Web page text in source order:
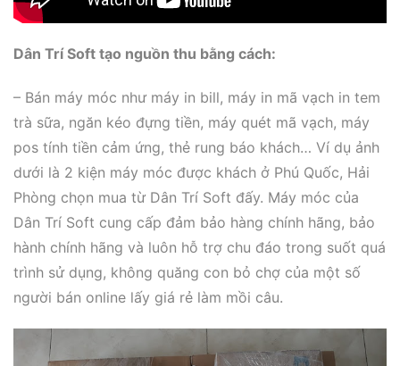
Dân Trí Soft tạo nguồn thu bằng cách:
– Bán máy móc như máy in bill, máy in mã vạch in tem
trà sữa, ngăn kéo đựng tiền, máy quét mã vạch, máy
pos tính tiền cảm ứng, thẻ rung báo khách… Ví dụ ảnh
dưới là 2 kiện máy móc được khách ở Phú Quốc, Hải
Phòng chọn mua từ Dân Trí Soft đấy. Máy móc của
Dân Trí Soft cung cấp đảm bảo hàng chính hãng, bảo
hành chính hãng và luôn hỗ trợ chu đáo trong suốt quá
trình sử dụng, không quăng con bỏ chợ của một số
người bán online lấy giá rẻ làm mồi câu.